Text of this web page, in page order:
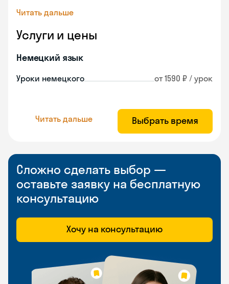
Читать дальше
Услуги и цены
Немецкий язык
Уроки немецкого от 1590 ₽ / урок
Читать дальше Выбрать время
Сложно сделать выбор —
оставьте заявку на бесплатную
консультацию
Хочу на консультацию